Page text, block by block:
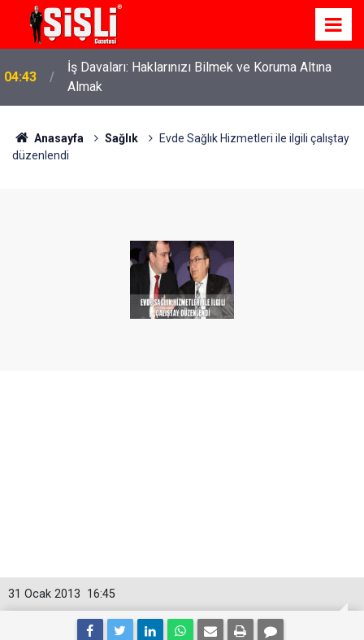
04:43
İş Davaları: Haklarınızı Bilmek ve Koruma Altına
Almak
Anasayfa Sağlık
Evde Sağlık Hizmetleri ile ilgili çalıştay
düzenlendi
16:45
31 Ocak 2013